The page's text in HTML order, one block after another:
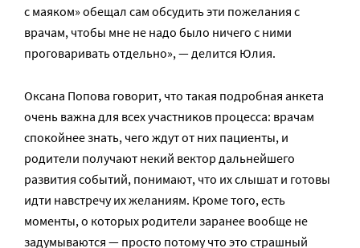
с маяком» обещал сам обсудить эти пожелания с
врачам, чтобы мне не надо было ничего с ними
проговаривать отдельно», — делится Юлия.
Оксана Попова говорит, что такая подробная анкета
очень важна для всех участников процесса: врачам
спокойнее знать, чего ждут от них пациенты, и
родители получают некий вектор дальнейшего
развития событий, понимают, что их слышат и готовы
идти навстречу их желаниям. Кроме того, есть
моменты, о которых родители заранее вообще не
задумываются — просто потому что это страшный